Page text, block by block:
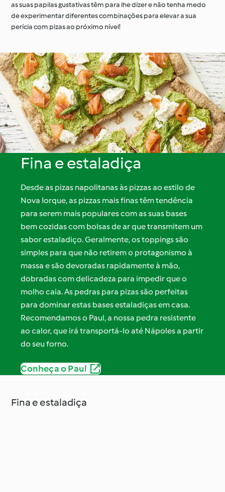
as suas papilas gustativas têm para lhe dizer e não tenha medo
de experimentar diferentes combinações para elevar a sua
perícia com pizas ao próximo nível!
Fina e estaladiça
Desde as pizas napolitanas às pizzas ao estilo de
Nova Iorque, as pizzas mais finas têm tendência
para serem mais populares com as suas bases
bem cozidas com bolsas de ar que transmitem um
sabor estaladiço. Geralmente, os toppings são
simples para que não retirem o protagonismo à
massa e são devoradas rapidamente à mão,
dobradas com delicadeza para impedir que o
molho caia. As pedras para pizas são perfeitas
para dominar estas bases estaladiças em casa.
Recomendamos o Paul, a nossa pedra resistente
ao calor, que irá transportá-lo até Nápoles a partir
do seu forno.
Conheça o Paul
Fina e estaladiça